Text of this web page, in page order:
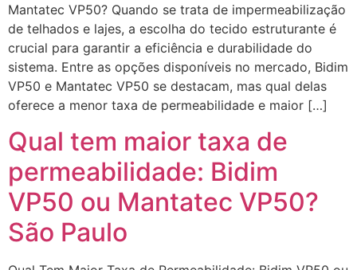
Mantatec VP50? Quando se trata de impermeabilização
de telhados e lajes, a escolha do tecido estruturante é
crucial para garantir a eficiência e durabilidade do
sistema. Entre as opções disponíveis no mercado, Bidim
VP50 e Mantatec VP50 se destacam, mas qual delas
oferece a menor taxa de permeabilidade e maior […]
Qual tem maior taxa de
permeabilidade: Bidim
VP50 ou Mantatec VP50?
São Paulo